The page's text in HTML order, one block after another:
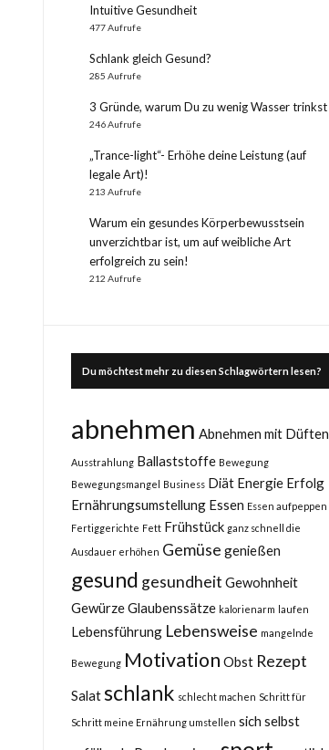
Intuitive Gesundheit
477 Aufrufe
Schlank gleich Gesund?
285 Aufrufe
3 Gründe, warum Du zu wenig Wasser trinkst
246 Aufrufe
„Trance-light“- Erhöhe deine Leistung (auf
legale Art)!
213 Aufrufe
Warum ein gesundes Körperbewusstsein
unverzichtbar ist, um auf weibliche Art
erfolgreich zu sein!
212 Aufrufe
Du möchtest mehr zu diesen Schlagwörtern lesen?
abnehmen Abnehmen mit Düften
Ausstrahlung Ballaststoffe Bewegung
Bewegungsmangel Business Diät Energie Erfolg
Ernährungsumstellung Essen Essen aufpeppen
Fertiggerichte Fett Frühstück ganz schnell die
Ausdauer erhöhen Gemüse genießen
gesund gesundheit Gewohnheit
GewürzeGlaubenssätze kalorienarm laufen
Lebensführung Lebensweise mangelnde
Bewegung Motivation Obst Rezept
Salatschlank schlecht machen Schritt für
Schritt meine Ernährung umstellen sich selbst